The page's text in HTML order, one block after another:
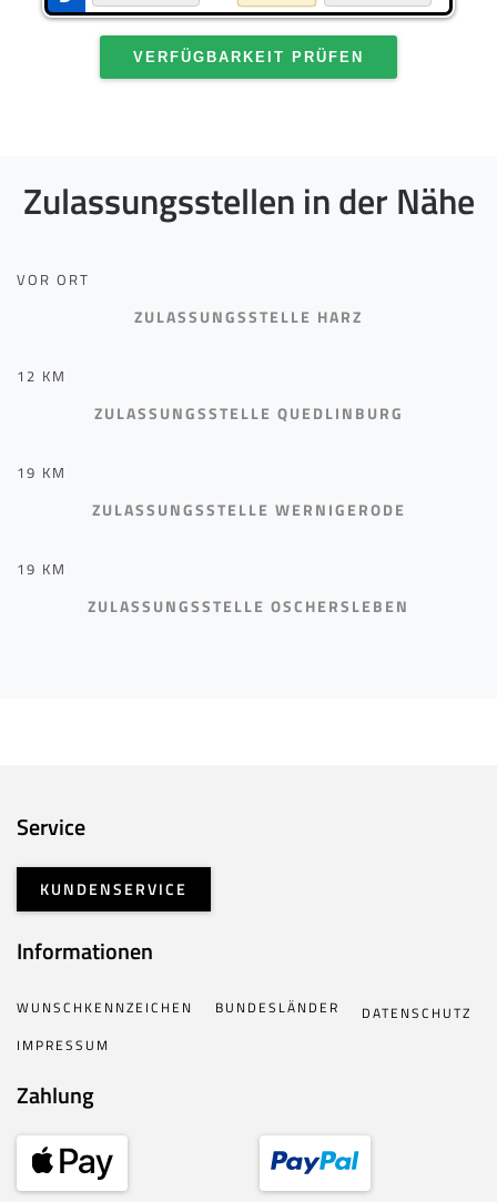
VERFÜGBARKEIT PRÜFEN
Zulassungsstellen in der Nähe
VOR ORT
ZULASSUNGSSTELLE HARZ
12 KM
ZULASSUNGSSTELLE QUEDLINBURG
19 KM
ZULASSUNGSSTELLE WERNIGERODE
19 KM
ZULASSUNGSSTELLE OSCHERSLEBEN
Service
KUNDENSERVICE
Informationen
WUNSCHKENNZEICHEN BUNDESLÄNDER
DATENSCHUTZ
IMPRESSUM
Zahlung